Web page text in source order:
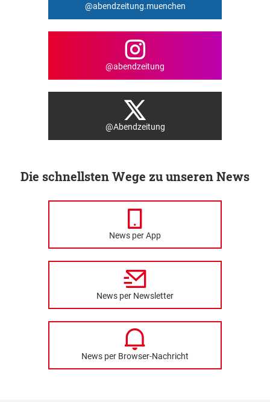
@abendzeitung.muenchen
@abendzeitung
@Abendzeitung
Die schnellsten Wege zu unseren News
News per App
News per Newsletter
News per Browser-Nachricht